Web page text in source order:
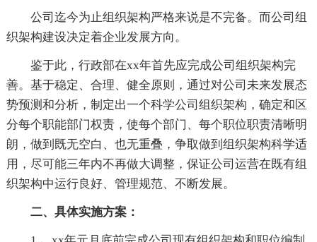
公司迄今为止组织架构严格来说是不完备。而公司组
织架构建设决定着企业发展方向。
鉴于此，行政部在xx年首先应完成公司组织架构完
善。基于稳定、合理、健全原则，通过对公司未来发展态
势预测和分析，制定出一个科学公司组织架构，确定和区
分每个职能部门权责，使每个部门、每个职位职责清晰明
朗，做到既无空白、也无重叠，争取做到组织架构科学适
用，尽可能三年内不再做大调整，保证公司运营在既有组
织架构中运行良好、管理规范、不断发展。
二、具体实施方案：